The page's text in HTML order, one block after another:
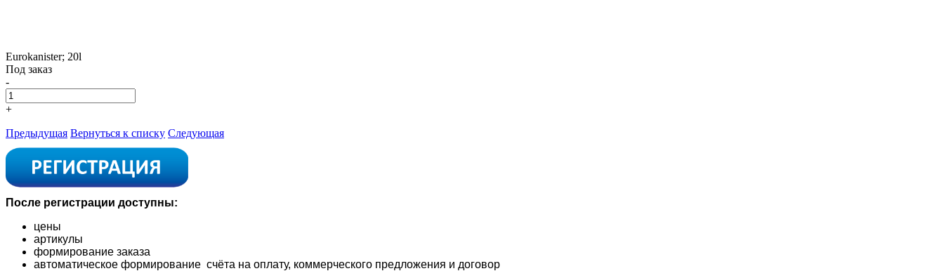
Eurokanister; 20l
Под заказ
-
+
Предыдущая Вернуться к списку Следующая
После регистрации доступны:
цены
артикулы
формирование заказа
автоматическое формирование счёта на оплату, коммерческого предложения и договор